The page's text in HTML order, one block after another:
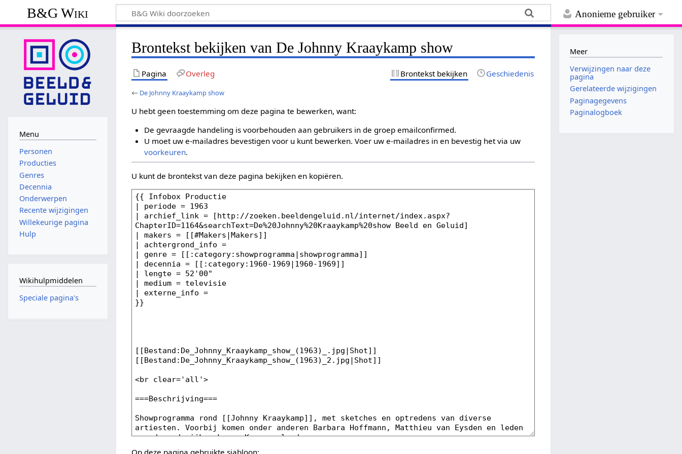
Anonieme gebruiker
B&G Wiki
Brontekst bekijken van De Johnny Kraaykamp show
Pagina Overleg Brontekst bekijken Geschiedenis
← De Johnny Kraaykamp show
U hebt geen toestemming om deze pagina te bewerken, want:
De gevraagde handeling is voorbehouden aan gebruikers in de groep emailconfirmed.
U moet uw e-mailadres bevestigen voor u kunt bewerken. Voer uw e-mailadres in en bevestig het via uw
voorkeuren.
U kunt de brontekst van deze pagina bekijken en kopiëren.
Op deze pagina gebruikte sjabloon:
Menu
Personen
Producties
Genres
Decennia
Onderwerpen
Recente wijzigingen
Willekeurige pagina
Hulp
Wikihulpmiddelen
Speciale pagina's
Meer
Verwijzingen naar deze
pagina
Gerelateerde wijzigingen
Paginagegevens
Paginalogboek